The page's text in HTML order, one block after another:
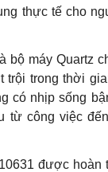
thực tế cho
bộ máy Quartz
trong thời
nhịp sống
từ công việc
được